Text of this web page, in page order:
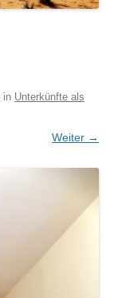
in Unterkünfte als
Weiter →